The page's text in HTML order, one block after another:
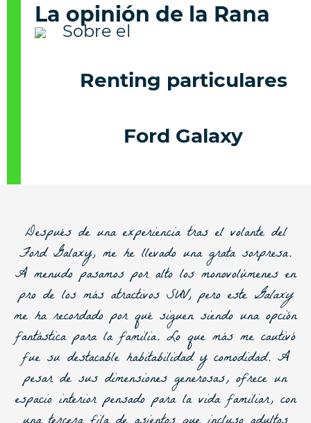
La opinión de la Rana
Renting particulares
Ford Galaxy
Después de una experiencia tras el volante del
Ford Galaxy, me he llevado una grata sorpresa.
A menudo pasamos por alto los monovolúmenes en
pro de los más atractivos SUV, pero este Galaxy
me ha recordado por qué siguen siendo una opción
fantástica para la familia. Lo que más me cautivó
fue su destacable habitabilidad y comodidad. A
pesar de sus dimensiones generosas, ofrece un
espacio interior pensado para la vida familiar, con